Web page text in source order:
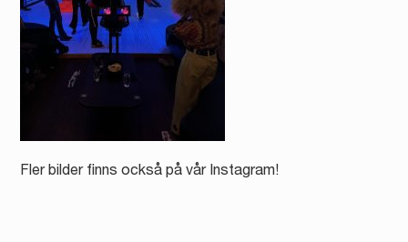
Fler bilder finns också på vår Instagram!